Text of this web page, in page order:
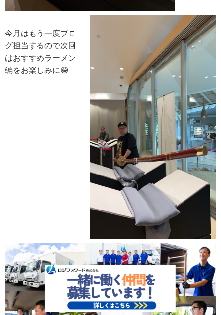
今月はもう一度ブロ
グ担当するので次回
はおすすめラーメン
編をお楽しみに😁